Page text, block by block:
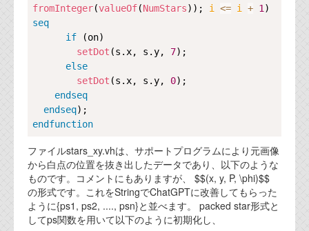
fromInteger(valueOf(NumStars)); i <= i + 1
seq
if (on)
setDot (s.x, s.y, 7);
else
setDot (s.x, s.y, 0);
endseq
endseq
endfunction
ファイルstars_xy.vhは、サポートプログラムにより元画像
から白点の位置を抜き出したデータであり、以下のような
ものです。コメントにもありますが、 $$(x, y, P, \phi)$$
の形式です。これをStringでChatGPTに改善してもらった
ように{ps1, ps2, ...., psn}と並べます。 packed star形式と
してps関数を用いて以下のように初期化し、